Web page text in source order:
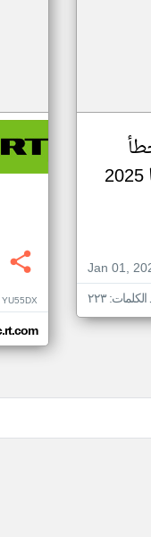
Jan 01,
٢٢٣ YU55DX